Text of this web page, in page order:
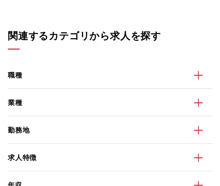
関連するカテゴリから求人を探す
職種
業種
勤務地
求人特徴